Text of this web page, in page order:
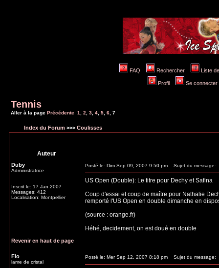
FAQ Rechercher Liste
Profil Se
Tennis
Aller à la page Précédente 1 2 3 4 5 6 7
Index du Forum >>> Coulisses
Auteur
Duby
Administratrice
Inscrit le: 17 Jan 2007
Messages: 412
Localisation: Montpellier
Posté le: Dim Sep 09, 2007 9:50 pm Sujet du message:
US Open (Double): Le titre pour Dechy et Safina
Coup d'essai et coup de maître pour Nathalie
remporté l'US Open en double dimanche en
(source : orange.fr)
Héhé, decidement, on est doué en double
Revenir en haut de page
Flo
lame de cristal
Posté le: Mer Sep 12, 2007 8:18 pm Sujet du message: